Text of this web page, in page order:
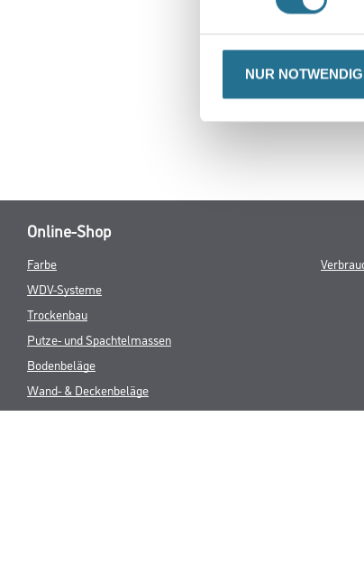
NUR
Keine Sorge,
Online-Shop
Farbe
WDV-Systeme
Trockenbau
Putze- und Spachtelmassen
Bodenbeläge
Wand- & Deckenbeläge
Werkzeug & Maschinen